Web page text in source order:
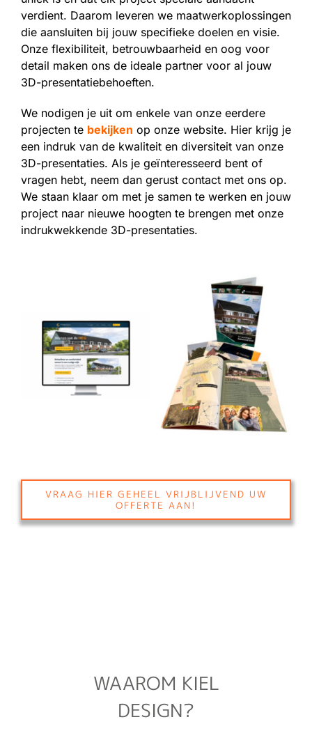
verdient. Daarom leveren we maatwerkoplossingen
die aansluiten bij jouw specifieke doelen en visie.
Onze flexibiliteit, betrouwbaarheid en oog voor
detail maken ons de ideale partner voor al jouw
3D-presentatiebehoeften.
We nodigen je uit om enkele van onze eerdere
projecten te bekijken op onze website. Hier krijg je
een indruk van de kwaliteit en diversiteit van onze
3D-presentaties. Als je geïnteresseerd bent of
vragen hebt, neem dan gerust contact met ons op.
We staan klaar om met je samen te werken en jouw
project naar nieuwe hoogten te brengen met onze
indrukwekkende 3D-presentaties.
VRAAG HIER GEHEEL VRIJBLIJVEND UW
OFFERTE AAN!
WAAROM KIEL
DESIGN?